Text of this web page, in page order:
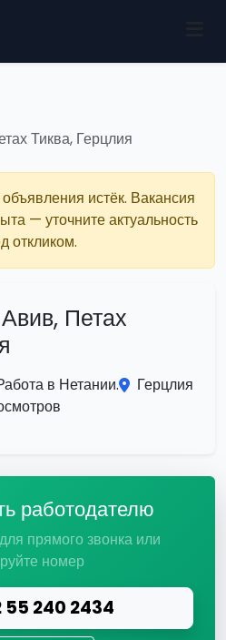
Тиква, Герцлия
истёк. Вакансия
— уточните актуальность
откликом.
Петах
в Нетании.
Герцлия
работодателю
прямого звонка или
номер
55 240 2434